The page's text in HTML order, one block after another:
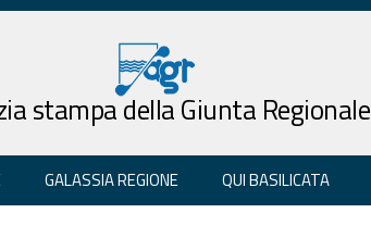
stampa della Giunta Regionale
GALASSIA REGIONE QUI BASILICATA